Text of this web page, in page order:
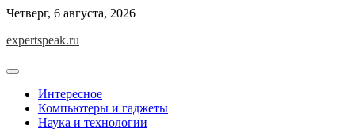
Skip
content
Четверг, 6 августа, 2026
expertspeak.ru
Интересное
Компьютеры и гаджеты
Наука и технологии